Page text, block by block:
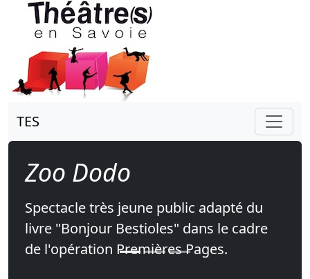
TES
Zoo Dodo
Spectacle très jeune public adapté du
livre "Bonjour Bestioles" dans le cadre
de l'opération Premières Pages.